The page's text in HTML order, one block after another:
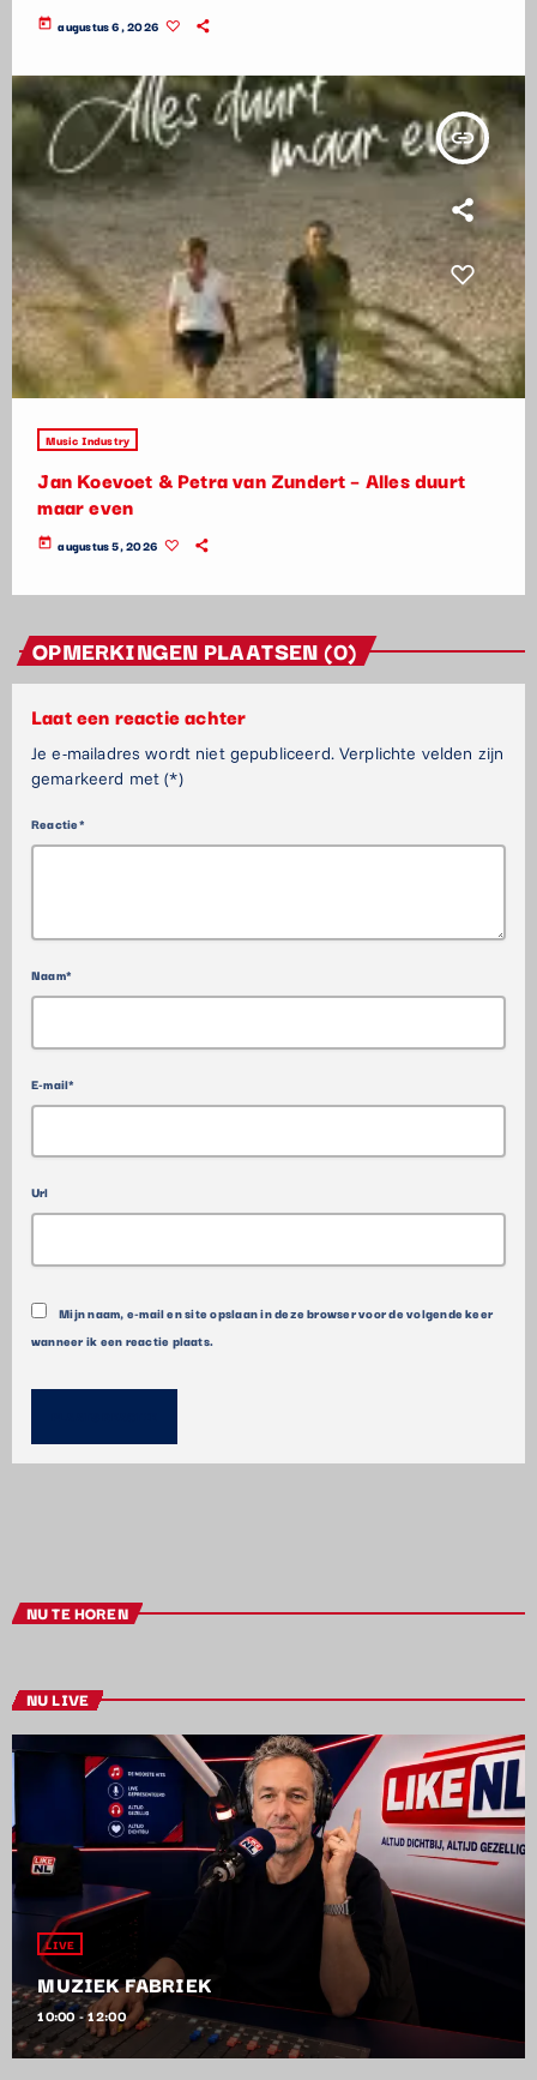
today augustus 6, 2026
insert_link
Music Industry
Jan Koevoet & Petra van Zundert – Alles duurt
maar even
today augustus 5, 2026
OPMERKINGEN PLAATSEN (0)
Laat een reactie achter
Je e-mailadres wordt niet gepubliceerd. Verplichte velden zijn
gemarkeerd met (*)
Reactie*
Naam*
E-mail*
Url
Mijn naam, e-mail en site opslaan in deze browser voor de volgende keer
wanneer ik een reactie plaats.
NU TE HOREN
NU LIVE
LIVE
MUZIEK FABRIEK
10:00 - 12:00